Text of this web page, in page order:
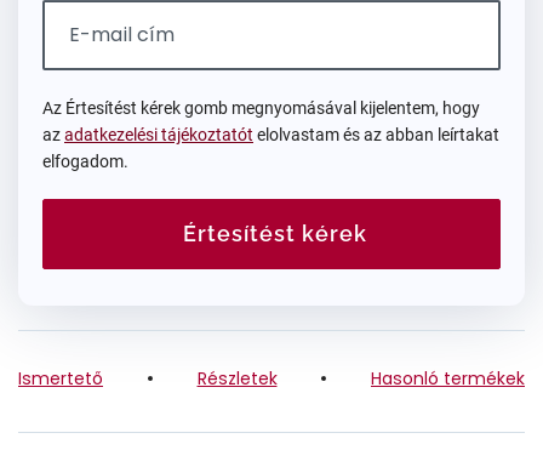
Az Értesítést kérek gomb megnyomásával kijelentem, hogy
azadatkezelési tájékoztatót elolvastam és az abban leírtakat
elfogadom.
Értesítést kérek
Ismertető Részletek Hasonló termékek